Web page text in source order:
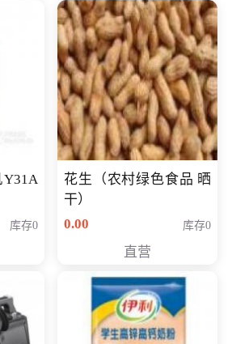
库存0
花生（农村绿色食品 晒
干）
0.00
库存0
直营